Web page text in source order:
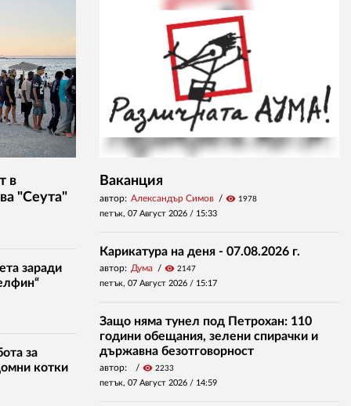
в
"Сеута"
заради
за
котки
Ваканция
автор: Александър Симов visibility 1978
петък, 07 Август 2026 / 15:33
Карикатура на деня - 07.08.2026 г.
автор: Дума visibility 2147
петък, 07 Август 2026 / 15:17
Защо няма тунел под Петрохан: 110
години обещания, зелени спирачки и
държавна безотговорност
автор: visibility 2233
петък, 07 Август 2026 / 14:59